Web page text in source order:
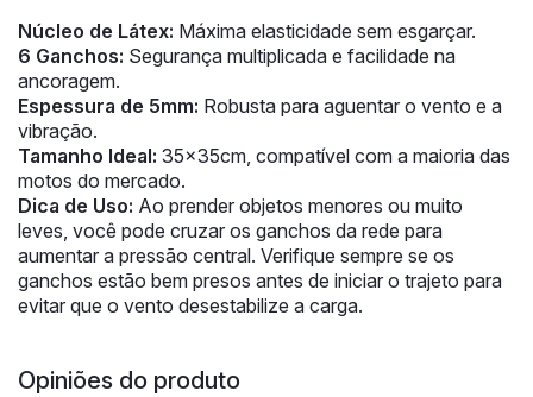
Núcleo de Látex: Máxima elasticidade sem esgarçar.
6 Ganchos: Segurança multiplicada e facilidade na
ancoragem.
Espessura de 5mm: Robusta para aguentar o vento e a
vibração.
Tamanho Ideal: 35x35cm, compatível com a maioria das
motos do mercado.
Dica de Uso: Ao prender objetos menores ou muito
leves, você pode cruzar os ganchos da rede para
aumentar a pressão central. Verifique sempre se os
ganchos estão bem presos antes de iniciar o trajeto para
evitar que o vento desestabilize a carga.
Opiniões do produto